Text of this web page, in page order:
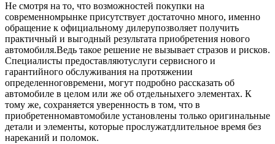
Не смотря на то, что возможностей покупки на
современномрынке присутствует достаточно много, именно
обращение к официальному дилерупозволяет получить
практичный и выгодный результата приобретения нового
автомобиля.Ведь такое решение не вызывает стразов и рисков.
Специалисты предоставляютуслуги сервисного и
гарантийного обслуживания на протяжении
определенноговремени, могут подробно рассказать об
автомобиле в целом или же об отдельныхего элементах. К
тому же, сохраняется уверенность в том, что в
приобретенномавтомобиле установлены только оригинальные
детали и элементы, которые прослужатдлительное время без
нареканий и поломок.